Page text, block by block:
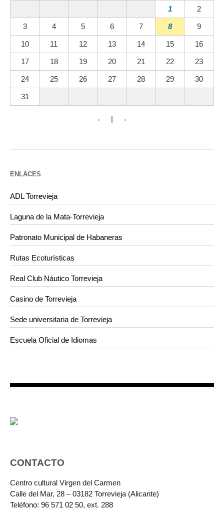
1 2
3 4 5 6 7 8 9
10 11 12 13 14 15 16
17 18 19 20 21 22 23
24 25 26 27 28 29 30
31
← | →
ENLACES
ADL Torrevieja
Laguna de la Mata-Torrevieja
Patronato Municipal de Habaneras
Rutas Ecoturísticas
Real Club Náutico Torrevieja
Casino de Torrevieja
Sede universitaria de Torrevieja
Escuela Oficial de Idiomas
CONTACTO
Centro cultural Virgen del Carmen
Calle del Mar, 28 – 03182 Torrevieja (Alicante)
Teléfono: 96 571 02 50, ext. 288